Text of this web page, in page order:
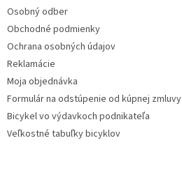
Osobný odber
Obchodné podmienky
Ochrana osobných údajov
Reklamácie
Moja objednávka
Formulár na odstúpenie od kúpnej zmluvy
Bicykel vo výdavkoch podnikateľa
Veľkostné tabuľky bicyklov